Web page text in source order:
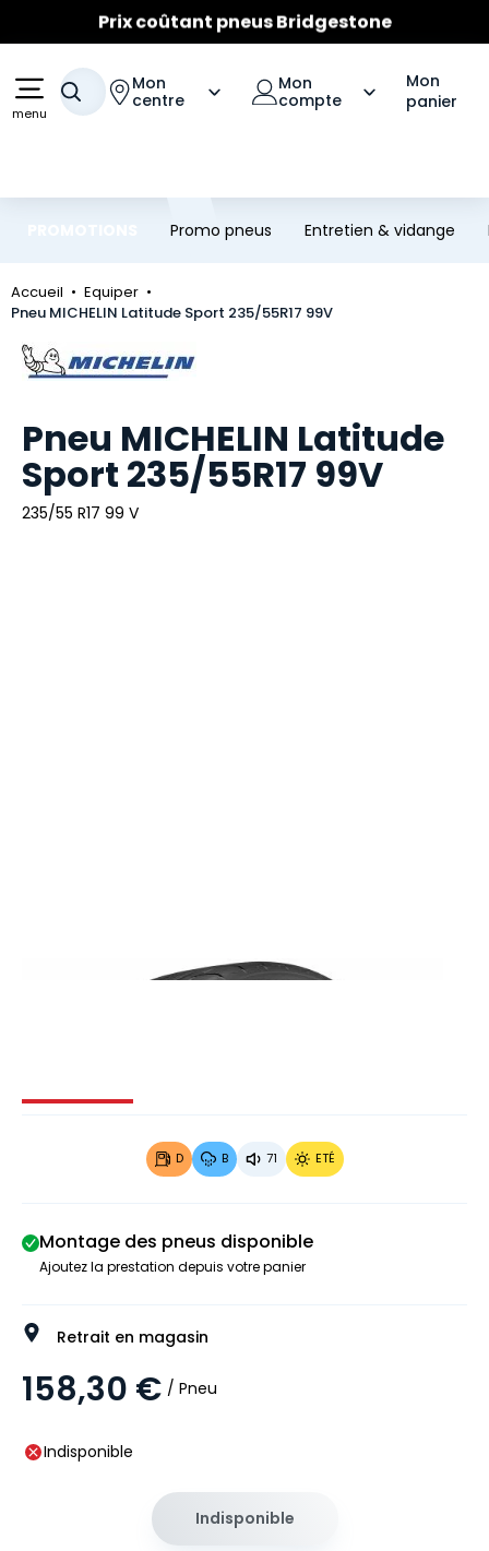
Aller au contenu principal
Aller à la navigation
Prix coûtant pneus Bridgestone
🔥Extincteur :réflexe sécurité🔥
Jusqu'à 120€ remboursés
sur les pneus Bridgestone
menu
Votre recherche
Mon
centre
Mon
compte
Mon
panier
Promo pneus Entretien & vidange
Accueil
Equiper
Pneu MICHELIN Latitude Sport 235/55R17 99V
Marque
Pneu MICHELIN Latitude
Sport 235/55R17 99V
235/55 R17 99 V
Image 1 sur 2
D B 71 ETÉ
Montage des pneus disponible
Ajoutez la prestation depuis votre panier
Retrait en magasin
158,30 € / Pneu
Indisponible
Indisponible